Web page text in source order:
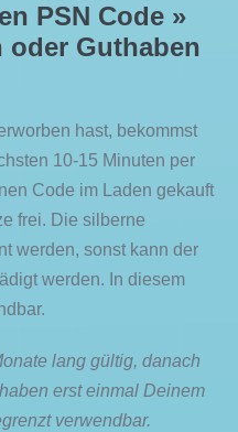
PSN Code »
oder Guthaben
hast, bekommst
10-15 Minuten per
Code im Laden gekauft
frei. Die silberne
werden, sonst kann der
werden. In diesem
lang gültig, danach
erst einmal Deinem
verwendbar.